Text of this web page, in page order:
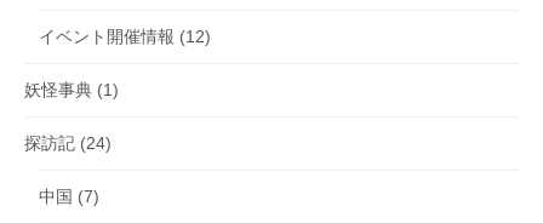
イベント開催情報 (12)
妖怪事典 (1)
探訪記 (24)
中国 (7)